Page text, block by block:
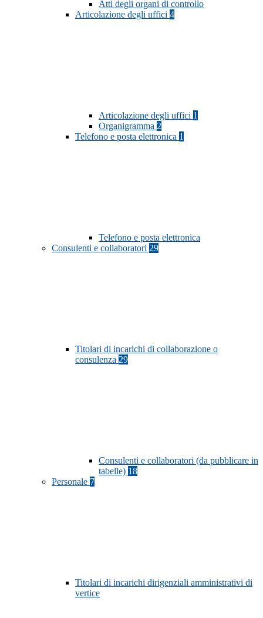
Atti degli organi di controllo
Articolazione degli uffici 4
Articolazione degli uffici 1
Organigramma 2
Telefono e posta elettronica 1
Telefono e posta elettronica
Consulenti e collaboratori 29
Titolari di incarichi di collaborazione o
consulenza 29
Consulenti e collaboratori (da pubblicare in
tabelle) 18
Personale 7
Titolari di incarichi dirigenziali amministrativi di
vertice